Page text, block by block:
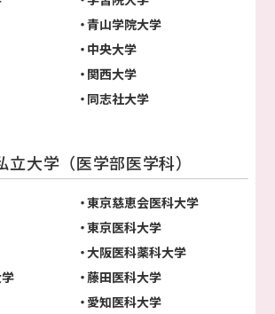
青山学院大学
中央大学
関西大学
同志社大学
立大学（医学部医学科）
東京慈恵会医科大学
東京医科大学
大阪医科薬科大学
藤田医科大学
愛知医科大学